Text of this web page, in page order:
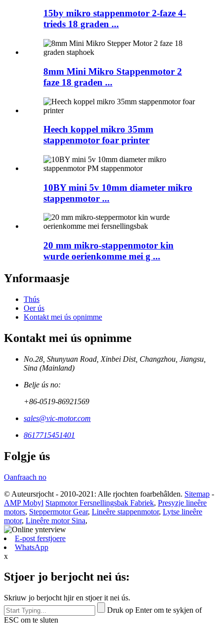
15by mikro stappenmotor 2-faze 4-
trieds 18 graden ...
8mm Mini Mikro Stappenmotor 2
faze 18 graden ...
Heech koppel mikro 35mm
stappenmotor foar printer
10BY mini 5v 10mm diameter mikro
stappenmotor ...
20 mm mikro-stappenmotor kin
wurde oerienkomme mei g ...
Ynformaasje
Thús
Oer ús
Kontakt mei ús opnimme
Kontakt mei ús opnimme
No.28, Shunyuan Road, Xinbei Dist, Changzhou, Jiangsu,
Sina (Mainland)
Belje ús no:
+86-0519-86921569
sales@vic-motor.com
8617715451401
Folgje ús
Oanfraach no
© Auteursrjocht - 2010-2021: Alle rjochten foarbehâlden. Sitemap -
AMP Mobyl Stapmotor Fersnellingsbak Fabriek, Presyzje lineêre
motors, Steppermotor Gear, Lineêre stappenmotor, Lytse lineêre
motor, Lineêre motor Sina,
E-post ferstjoere
WhatsApp
x
Stjoer jo berjocht nei ús:
Skriuw jo berjocht hjir en stjoer it nei ús.
Druk op Enter om te sykjen of
ESC om te sluten